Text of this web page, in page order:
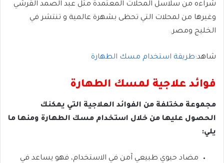
شراءه من سلاسل المحلات المعتمدة مثل عبد الصمد القرشي
وغيرها من لمحلات التي تحظى بشهرة عالمية و تنتشر في
الخليج ومصر.
شاهد:طريقة استخدام مسك الطهارة
فوائد علاجية لمسك الطهارة
مجموعة مختلفة من الفوائد العلاجية التي يمكنك
الحصول عليها من خلال استخدام مسك الطهارة ومنها ما
يلي:
مضاد حيوي طبيعي آمن في الاستخدام، فهو يساعد في